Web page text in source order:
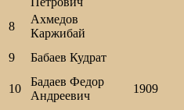
8
Ахмедов
Каржибай
9
Бабаев Кудрат
10
Бадаев Федор
Андреевич
1909